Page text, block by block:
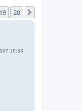
19 20
18:33